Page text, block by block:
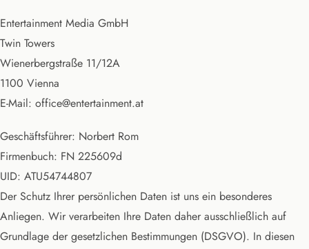
Entertainment Media GmbH
Twin Towers
Wienerbergstraße 11/12A
1100 Vienna
E-Mail: office@entertainment.at
Geschäftsführer: Norbert Rom
Firmenbuch: FN 225609d
UID: ATU54744807
Der Schutz Ihrer persönlichen Daten ist uns ein besonderes
Anliegen. Wir verarbeiten Ihre Daten daher ausschließlich auf
Grundlage der gesetzlichen Bestimmungen (DSGVO). In diesen